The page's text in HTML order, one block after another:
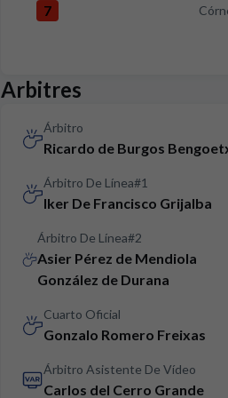
Córners:RCD Mallorca 7 versus
7
Arbitres
Árbitro
Ricardo de Burgos
Árbitro De Línea#1
Iker De Francisco Grijalba
Árbitro De Línea#2
Asier Pérez de Mendiola
González de Durana
Cuarto Oficial
Gonzalo Romero Freixas
Árbitro Asistente De Vídeo
Carlos del Cerro Grande